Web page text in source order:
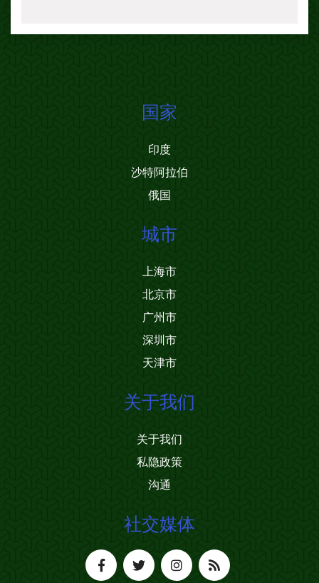
国家
印度
沙特阿拉伯
俄国
城市
上海市
北京市
广州市
深圳市
天津市
关于我们
关于我们
私隐政策
沟通
社交媒体